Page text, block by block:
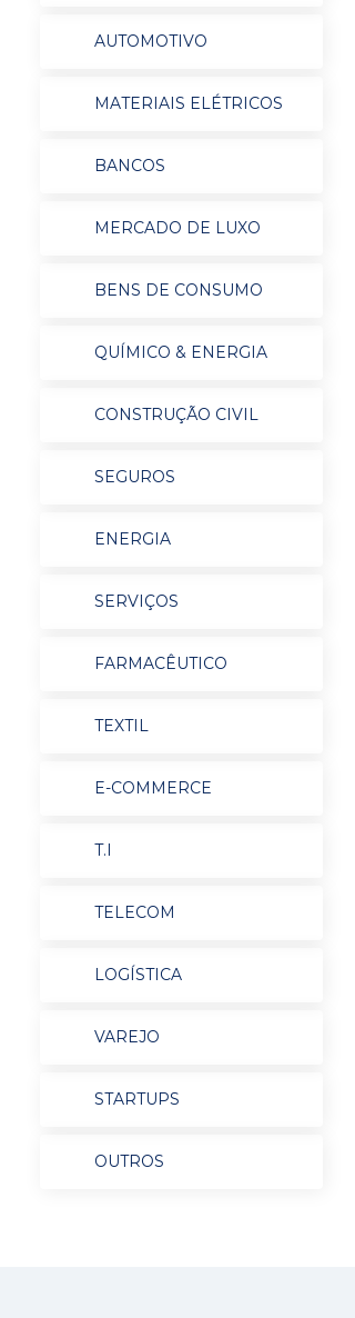
AUTOMOTIVO
MATERIAIS ELÉTRICOS
BANCOS
MERCADO DE LUXO
BENS DE CONSUMO
QUÍMICO & ENERGIA
CONSTRUÇÃO CIVIL
SEGUROS
ENERGIA
SERVIÇOS
FARMACÊUTICO
TEXTIL
E-COMMERCE
T.I
TELECOM
LOGÍSTICA
VAREJO
STARTUPS
OUTROS